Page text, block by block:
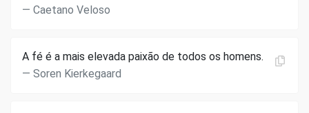
Caetano Veloso
A fé é a mais elevada paixão de todos os homens.
Soren Kierkegaard